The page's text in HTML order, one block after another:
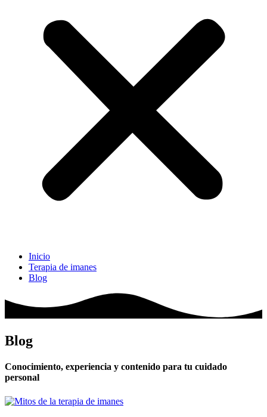
Inicio
Terapia de imanes
Blog
Blog
Conocimiento, experiencia y contenido para tu cuidado
personal